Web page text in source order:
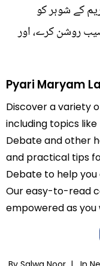
کے شوہر کو
روشن کرے، اور
Pyari Maryam
Discover a variety
including topics
Debate and other
and practical tips
Debate to help you
Our easy-to-read
empowered as